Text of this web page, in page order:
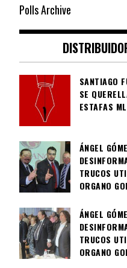
Polls Archive
SANTIAGO
SE
ESTAFAS
ÁNGEL
TRUCOS
ORGANO
ÁNGEL
TRUCOS
ORGANO